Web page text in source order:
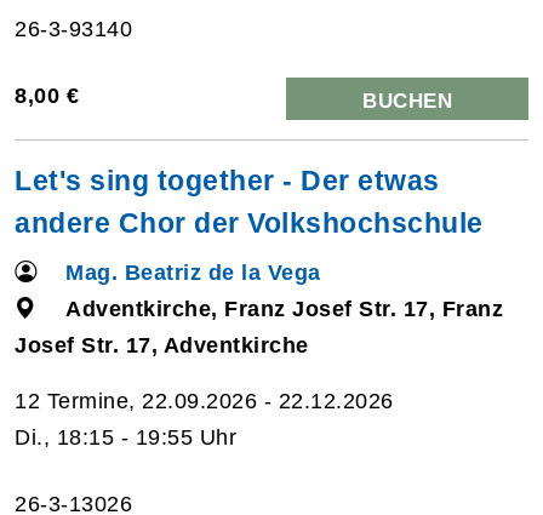
26-3-93140
8,00 € BUCHEN
Let's sing together - Der etwas
andere Chor der Volkshochschule
Mag. Beatriz de la Vega
Adventkirche, Franz Josef Str. 17, Franz
Josef Str. 17, Adventkirche
12 Termine, 22.09.2026 - 22.12.2026
Di., 18:15 - 19:55 Uhr
26-3-13026